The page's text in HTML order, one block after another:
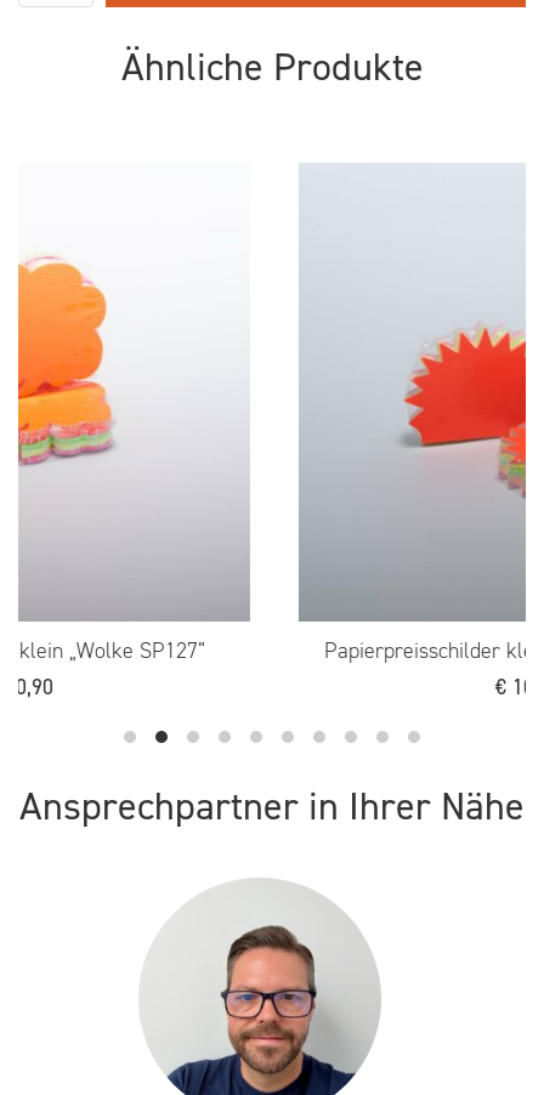
Ähnliche Produkte
Papierpreisschilder klein „Stern flach SP125“
Ansprechpartner in Ihrer Nähe